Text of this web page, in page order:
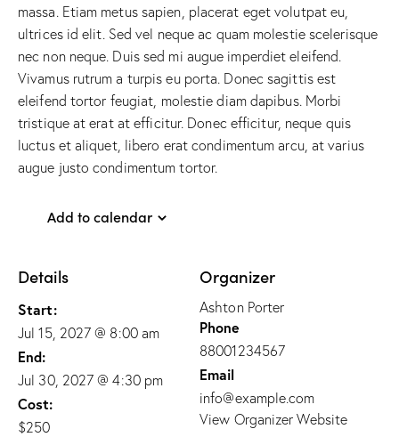
massa. Etiam metus sapien, placerat eget volutpat eu,
ultrices id elit. Sed vel neque ac quam molestie scelerisque
nec non neque. Duis sed mi augue imperdiet eleifend.
Vivamus rutrum a turpis eu porta. Donec sagittis est
eleifend tortor feugiat, molestie diam dapibus. Morbi
tristique at erat at efficitur. Donec efficitur, neque quis
luctus et aliquet, libero erat condimentum arcu, at varius
augue justo condimentum tortor.
Add to calendar
Details
Start:
Jul 15, 2027 @ 8:00 am
End:
Jul 30, 2027 @ 4:30 pm
Cost:
$250
Organizer
Ashton Porter
Phone
88001234567
Email
info@example.com
View Organizer Website